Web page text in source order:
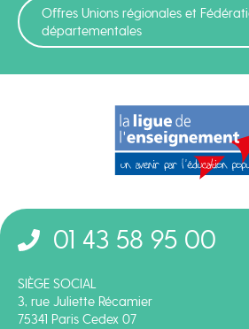
01 43 58 95 00
SIÈGE SOCIAL
3, rue Juliette Récamier
75341 Paris Cedex 07
Offres Unions régionales et
départementales